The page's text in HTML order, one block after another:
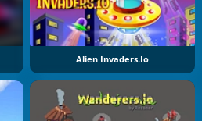
Alien Invaders.io